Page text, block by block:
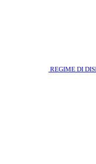
REGIME DI